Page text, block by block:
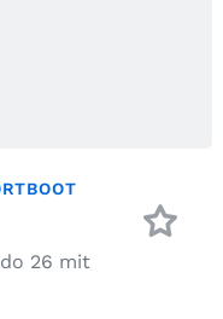
26 mit